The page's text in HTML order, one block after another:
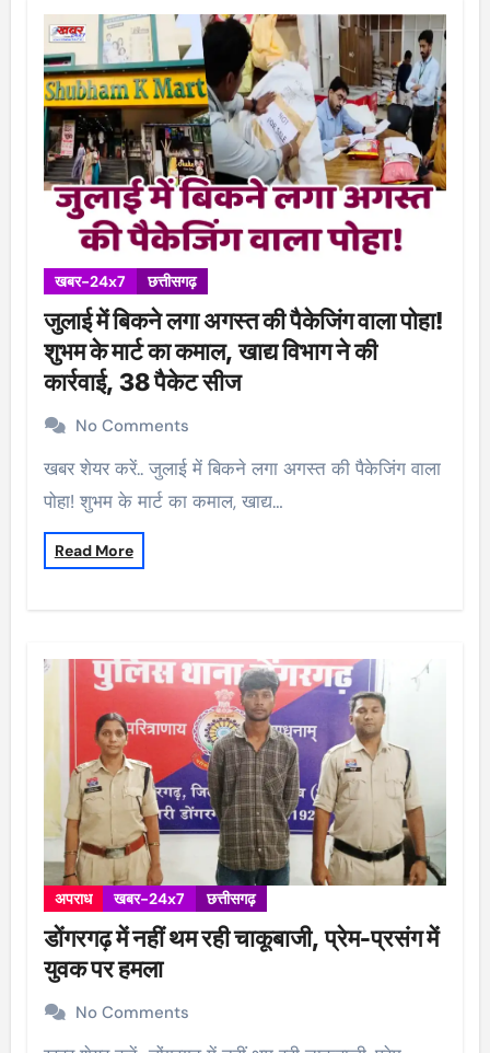
खबर-24x7 छत्तीसगढ़
जुलाई में बिकने लगा अगस्त की पैकेजिंग वाला पोहा!
शुभम के मार्ट का कमाल, खाद्य विभाग ने की
कार्रवाई, 38 पैकेट सीज
No Comments
खबर शेयर करें.. जुलाई में बिकने लगा अगस्त की पैकेजिंग वाला
पोहा! शुभम के मार्ट का कमाल, खाद्य…
Read More
अपराध खबर-24x7 छत्तीसगढ़
डोंगरगढ़ में नहीं थम रही चाकूबाजी, प्रेम-प्रसंग में
युवक पर हमला
No Comments